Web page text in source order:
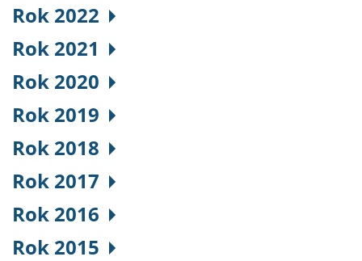
Rok 2022
Rok 2021
Rok 2020
Rok 2019
Rok 2018
Rok 2017
Rok 2016
Rok 2015